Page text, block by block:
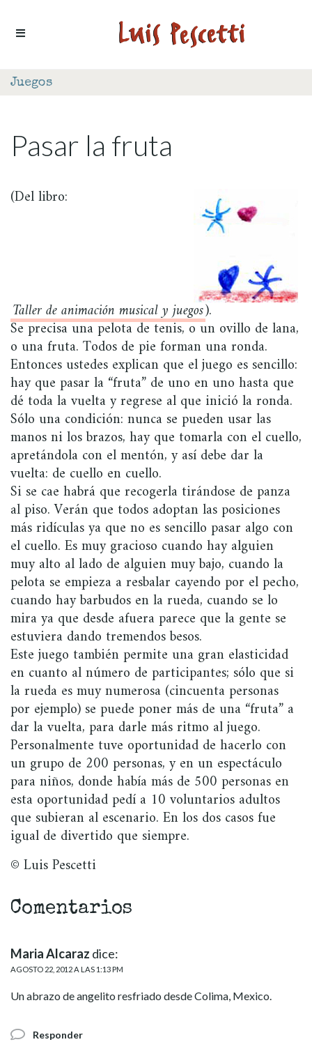
Juegos
Pasar la fruta
(Del libro:
Taller de animación musical y juegos).
Se precisa una pelota de tenis, o un ovillo de lana,
o una fruta. Todos de pie forman una ronda.
Entonces ustedes explican que el juego es sencillo:
hay que pasar la “fruta” de uno en uno hasta que
dé toda la vuelta y regrese al que inició la ronda.
Sólo una condición: nunca se pueden usar las
manos ni los brazos, hay que tomarla con el cuello,
apretándola con el mentón, y así­ debe dar la
vuelta: de cuello en cuello.
Si se cae habrá que recogerla tirándose de panza
al piso. Verán que todos adoptan las posiciones
más ridí­culas ya que no es sencillo pasar algo con
el cuello. Es muy gracioso cuando hay alguien
muy alto al lado de alguien muy bajo, cuando la
pelota se empieza a resbalar cayendo por el pecho,
cuando hay barbudos en la rueda, cuando se lo
mira ya que desde afuera parece que la gente se
estuviera dando tremendos besos.
Este juego también permite una gran elasticidad
en cuanto al número de participantes; sólo que si
la rueda es muy numerosa (cincuenta personas
por ejemplo) se puede poner más de una “fruta” a
dar la vuelta, para darle más ritmo al juego.
Personalmente tuve oportunidad de hacerlo con
un grupo de 200 personas, y en un espectáculo
para niños, donde habí­a más de 500 personas en
esta oportunidad pedí­ a 10 voluntarios adultos
que subieran al escenario. En los dos casos fue
igual de divertido que siempre.
© Luis Pescetti
Comentarios
Maria Alcaraz dice:
AGOSTO 22, 2012 A LAS 1:13 PM
Un abrazo de angelito resfriado desde Colima, Mexico.
Responder